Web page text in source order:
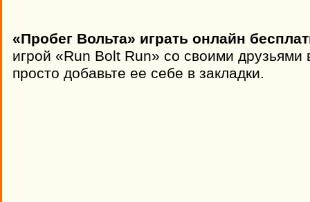
«Пробег Вольта» играть онлайн
игрой «Run Bolt Run» со своими друзьями
просто добавьте ее себе в закладки.